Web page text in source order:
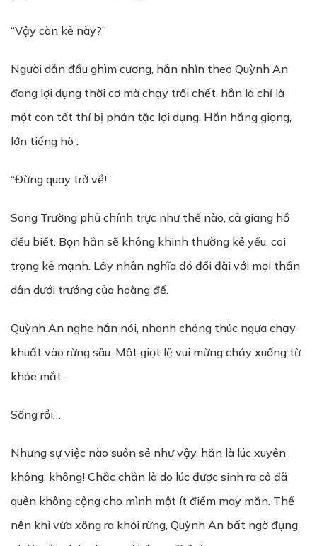
“Vậy còn kẻ này?”
Người dẫn đầu ghìm cương, hắn nhìn theo Quỳnh An
đang lợi dụng thời cơ mà chạy trối chết, hẳn là chỉ là
một con tốt thí bị phản tặc lợi dụng. Hắn hắng giọng,
lớn tiếng hô :
“Đừng quay trở về!”
Song Trường phủ chính trực như thế nào, cả giang hồ
đều biết. Bọn hắn sẽ không khinh thường kẻ yếu, coi
trọng kẻ mạnh. Lấy nhân nghĩa đó đối đãi với mọi thần
dân dưới trướng của hoàng đế.
Quỳnh An nghe hắn nói, nhanh chóng thúc ngựa chạy
khuất vào rừng sâu. Một giọt lệ vui mừng chảy xuống từ
khóe mắt.
Sống rồi…
Nhưng sự việc nào suôn sẻ như vậy, hẳn là lúc xuyên
không, không! Chắc chắn là do lúc được sinh ra cô đã
quên không cộng cho mình một ít điểm may mắn. Thế
nên khi vừa xông ra khỏi rừng, Quỳnh An bất ngờ đụng